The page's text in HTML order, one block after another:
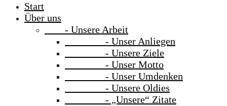
Start
Über uns
- Unsere Arbeit
- Unser Anliegen
- Unsere Ziele
- Unser Motto
- Unser Umdenken
- Unsere Oldies
- „Unsere“ Zitate